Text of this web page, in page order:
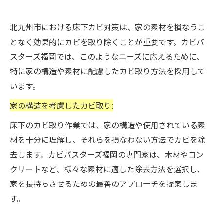
北九州市における床下カビ対策は、家の素材を損なうこ
となく効果的にカビを取り除くことが重要です。カビバ
スターズ福岡では、このようなニーズに応えるために、
特に家の構造や素材に配慮したカビ取り方法を採用して
います。
家の構造を考慮したカビ取り:
床下のカビ取り作業では、家の構造や使用されている素
材を十分に理解し、それらを損なわない方法でカビを除
去します。カビバスターズ福岡の専門家は、木材やコン
クリートなど、様々な素材に適した除去方法を選択し、
家を長持ちさせるための最善のアプローチを提案しま
す。